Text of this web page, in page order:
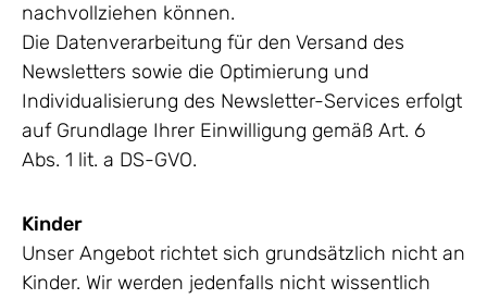
nachvollziehen können.
Die Datenverarbeitung für den Versand des
Newsletters sowie die Optimierung und
Individualisierung des Newsletter-Services erfolgt
auf Grundlage Ihrer Einwilligung gemäß Art. 6
Abs. 1 lit. a DS-GVO.
Kinder
Unser Angebot richtet sich grundsätzlich nicht an
Kinder. Wir werden jedenfalls nicht wissentlich